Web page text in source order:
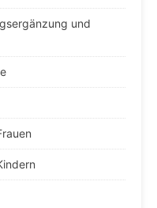
und